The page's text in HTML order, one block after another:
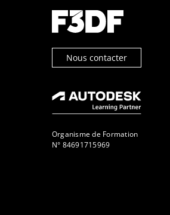
Nous contacter
Organisme de Formation
N° 84691715969